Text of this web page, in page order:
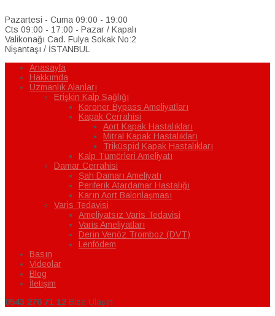
Pazartesi - Cuma 09:00 - 19:00
Cts 09:00 - 17:00 - Pazar / Kapalı
Valikonağı Cad. Fulya Sokak No:2
Nişantaşı / İSTANBUL
Anasayfa
Hakkımda
Uzmanlık Alanları
Erişkin Kalp Sağlığı
Koroner Bypass Ameliyatları
Kapak Cerrahisi
Aort Kapak Hastalıkları
Mitral Kapak Hastalıkları
Triküspid Kapak Hastalıkları
Kalp Tümörleri Ameliyatı
Damar Cerrahisi
Şah Damarı Ameliyatı
Periferik Atardamar Hastalığı
Karın Aort Balonlaşması
Varis Tedavisi
Ameliyatsız Varis Tedavisi
Varis Ameliyatları
Derin Venöz Tromboz (DVT)
Lenfödem
Basın
Videolar
Blog
İletişim
0543 270 71 12 Bize Ulaşın